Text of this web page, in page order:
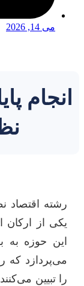
می 14, 2026
انجام
رشته اقتصاد
یکی از
این حوزه به
می‌پردازد که
را تبیین